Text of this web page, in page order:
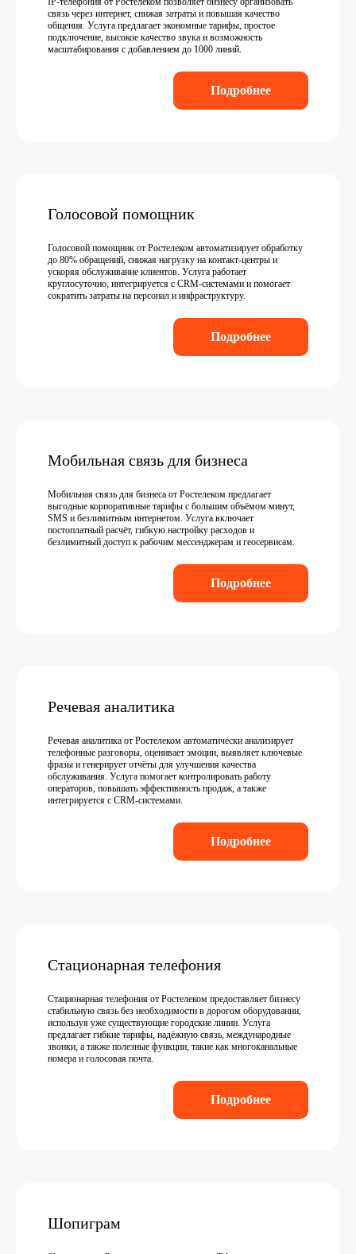
связь через интернет, снижая затраты и повышая качество
общения. Услуга предлагает экономные тарифы, простое
подключение, высокое качество звука и возможность
масштабирования с добавлением до 1000 линий.
Подробнее
Голосовой помощник
Голосовой помощник от Ростелеком автоматизирует обработку
до 80% обращений, снижая нагрузку на контакт-центры и
ускоряя обслуживание клиентов. Услуга работает
круглосуточно, интегрируется с CRM-системами и помогает
сократить затраты на персонал и инфраструктуру.
Подробнее
Мобильная связь для бизнеса
Мобильная связь для бизнеса от Ростелеком предлагает
выгодные корпоративные тарифы с большим объёмом минут,
SMS и безлимитным интернетом. Услуга включает
постоплатный расчёт, гибкую настройку расходов и
безлимитный доступ к рабочим мессенджерам и геосервисам.
Подробнее
Речевая аналитика
Речевая аналитика от Ростелеком автоматически анализирует
телефонные разговоры, оценивает эмоции, выявляет ключевые
фразы и генерирует отчёты для улучшения качества
обслуживания. Услуга помогает контролировать работу
операторов, повышать эффективность продаж, а также
интегрируется с CRM-системами.
Подробнее
Стационарная телефония
Стационарная телефония от Ростелеком предоставляет бизнесу
стабильную связь без необходимости в дорогом оборудовании,
используя уже существующие городские линии. Услуга
предлагает гибкие тарифы, надёжную связь, международные
звонки, а также полезные функции, такие как многоканальные
номера и голосовая почта.
Подробнее
Шопиграм